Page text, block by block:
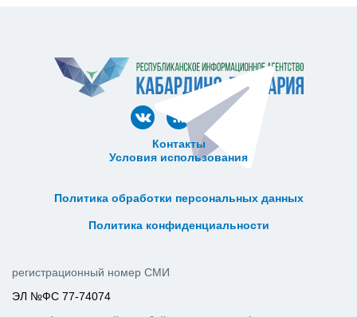
Контакты
Условия использования
Политика обработки персональных данных
Политика конфиденциальности
регистрационный номер СМИ
ЭЛ №ФС 77-74074